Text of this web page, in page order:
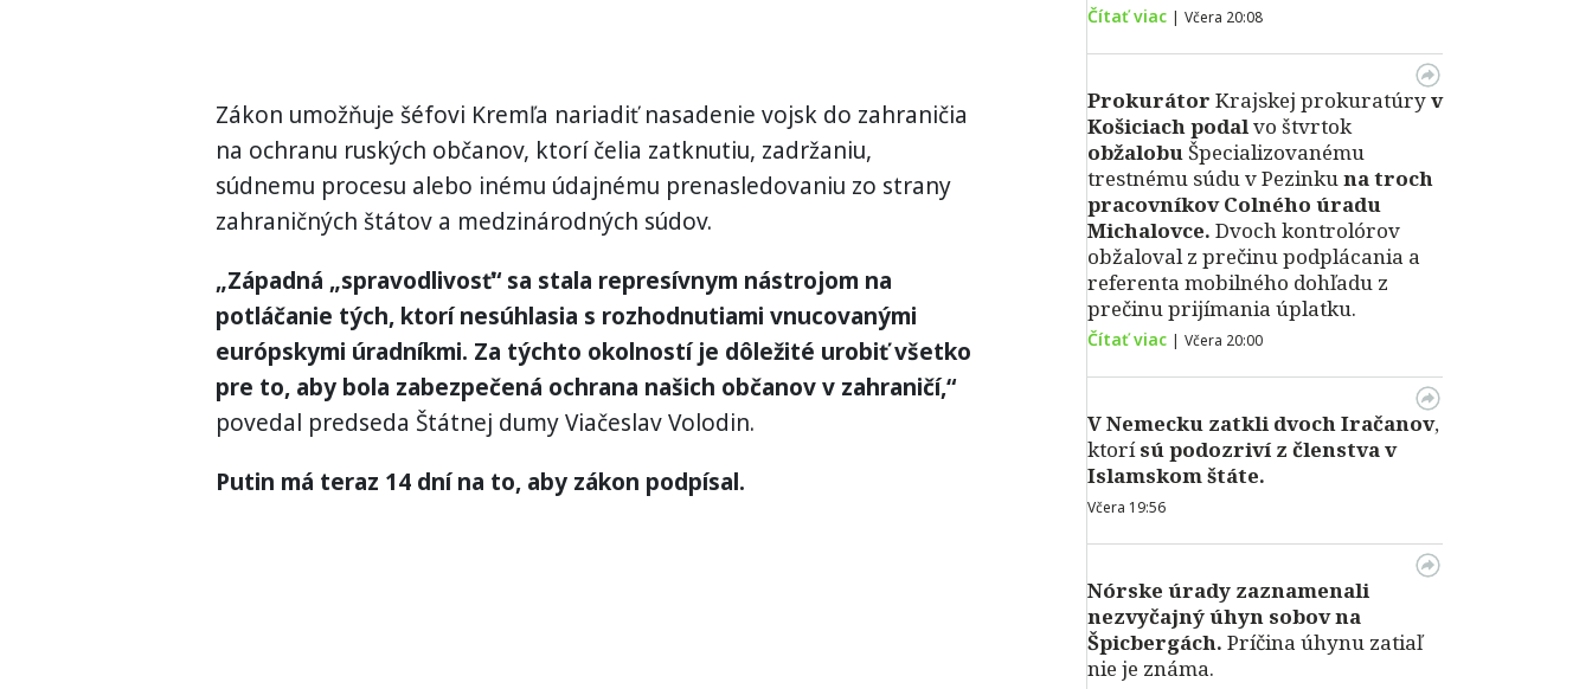
Zákon umožňuje šéfovi Kremľa nariadiť nasadenie vojsk do zahraničia
na ochranu ruských občanov, ktorí čelia zatknutiu, zadržaniu,
súdnemu procesu alebo inému údajnému prenasledovaniu zo strany
zahraničných štátov a medzinárodných súdov.
„Západná „spravodlivosť“ sa stala represívnym nástrojom na
potláčanie tých, ktorí nesúhlasia s rozhodnutiami vnucovanými
európskymi úradníkmi. Za týchto okolností je dôležité urobiť všetko
pre to, aby bola zabezpečená ochrana našich občanov v zahraničí,“
povedal predseda Štátnej dumy Viačeslav Volodin.
Putin má teraz 14 dní na to, aby zákon podpísal.
Čítať viac | Včera 20:08
Prokurátor Krajskej prokuratúryv
Košiciach podalvo štvrtok
obžalobu Špecializovanému
trestnému súdu v Pezinkuna troch
pracovníkov Colného úradu
Michalovce. Dvoch kontrolórov
obžaloval z prečinu podplácania a
referenta mobilného dohľadu z
prečinu prijímania úplatku.
Čítať viac | Včera 20:00
V Nemecku zatkli dvoch Iračanov,
ktorísú podozriví z členstva v
Islamskom štáte.
Včera 19:56
Nórske úrady zaznamenali
nezvyčajný úhyn sobov na
Špicbergách. Príčina úhynu zatiaľ
nie je známa.